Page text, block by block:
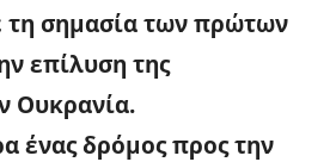
τη σημασία των πρώτων
επίλυση της
Ουκρανία.
ένας δρόμος προς την